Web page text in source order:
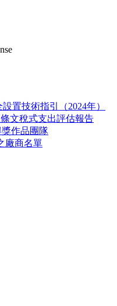
置技術指引（2024年）
文稅式支出評估報告
獎作品團隊
廠商名單